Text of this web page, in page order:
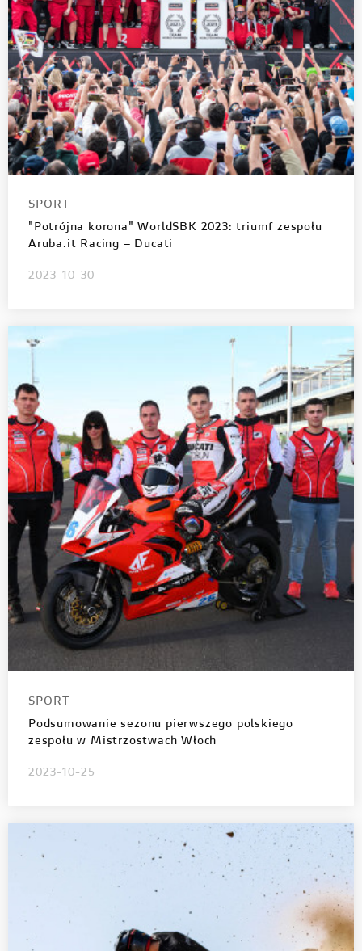
SPORT
"Potrójna korona" WorldSBK 2023: triumf zespołu
Aruba.it Racing – Ducati
2023-10-30
SPORT
Podsumowanie sezonu pierwszego polskiego
zespołu w Mistrzostwach Włoch
2023-10-25